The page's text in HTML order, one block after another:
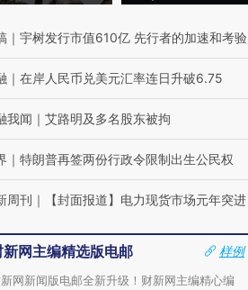
｜ 宇树发行市值610亿 先行者的加速和考验
｜ 在岸人民币兑美元汇率连日升破6.75
我闻 ｜ 艾路明及多名股东被拘
｜ 特朗普再签两份行政令限制出生公民权
周刊 ｜ 【封面报道】电力现货市场元年突进
新网主编精选版电邮
样例
网新闻版电邮全新升级！财新网主编精心编